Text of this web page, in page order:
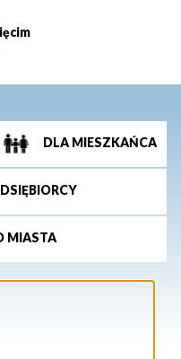
DLA MIESZKAŃCA
MIASTA